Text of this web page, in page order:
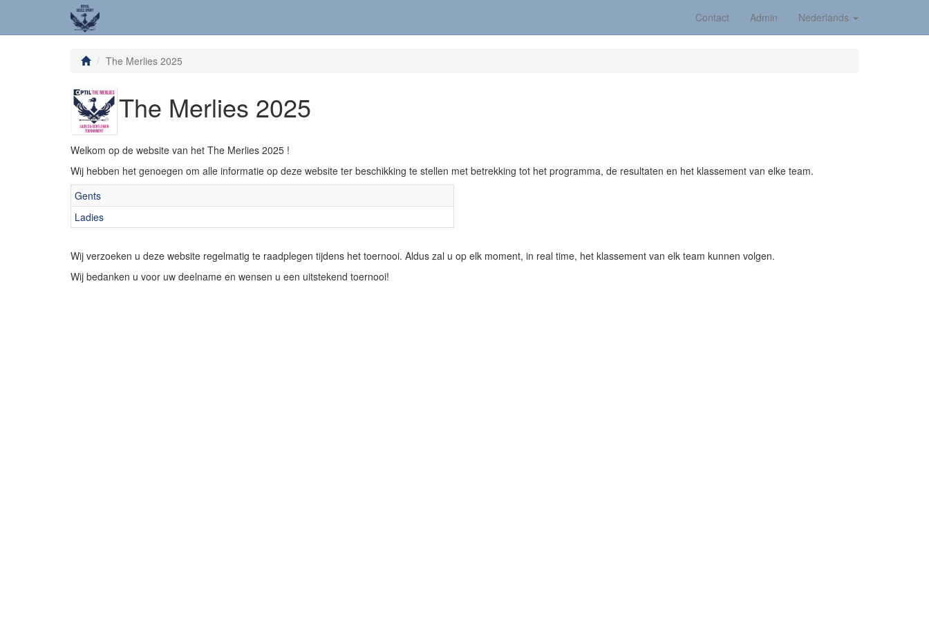
Contact Admin Nederlands
The Merlies 2025
The Merlies 2025
Welkom op de website van het The Merlies 2025 !
Wij hebben het genoegen om alle informatie op deze website ter beschikking te stellen met betrekking tot het programma, de resultaten en het klassement van elke team.
Gents
Ladies
Wij verzoeken u deze website regelmatig te raadplegen tijdens het toernooi. Aldus zal u op elk moment, in real time, het klassement van elk team kunnen volgen.
Wij bedanken u voor uw deelname en wensen u een uitstekend toernooi!